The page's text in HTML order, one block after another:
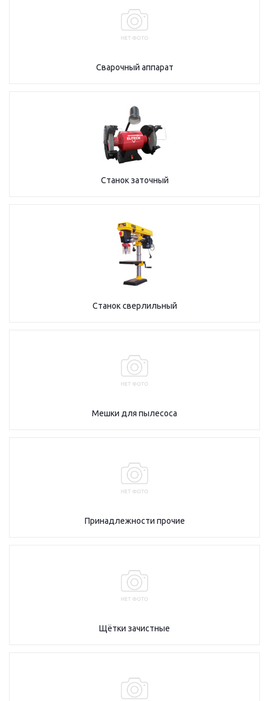
Сварочный аппарат
Станок заточный
Станок сверлильный
Мешки для пылесоса
Принадлежности прочие
Щётки зачистные